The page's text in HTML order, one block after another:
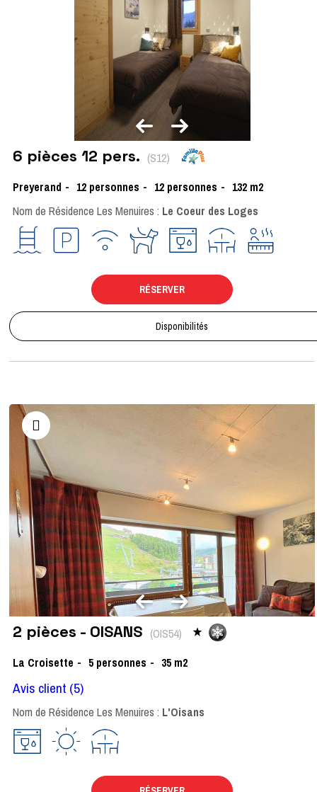
6 pièces 12 pers. (S12)
Preyerand
12 personnes 12 personnes 132 m2
Nom de Résidence Les Menuires : Le Coeur des Loges
RÉSERVER
Disponibilités
2 pièces - OISANS (OIS54)
La Croisette
5 personnes 35 m2
Avis client (5)
Nom de Résidence Les Menuires : L'Oisans